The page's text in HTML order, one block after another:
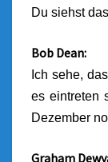
Du siehst
Bob Dean:
Ich sehe,
es eintreten
Dezember
Graham